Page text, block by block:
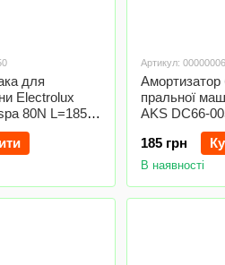
для
Electrolux
80N L=185-
Артикул:
Амортизатор
пральної
AKS DC66-
255mm D
185 грн
В наявності